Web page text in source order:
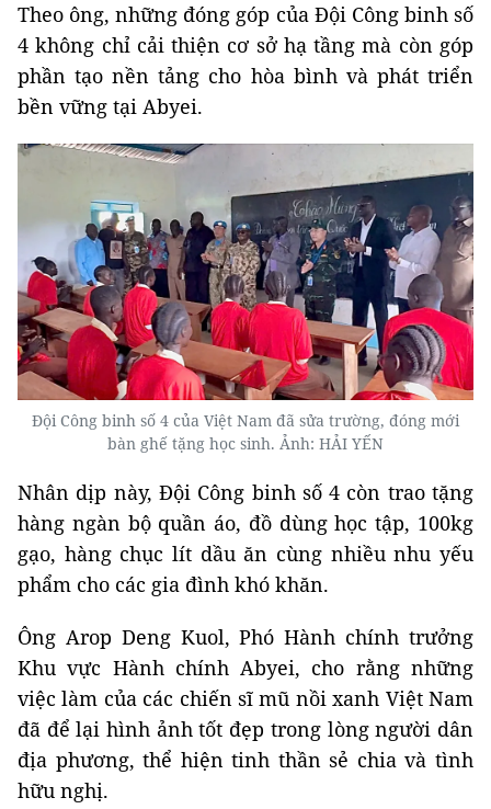
Theo ông, những đóng góp của Đội Công binh số
4 không chỉ cải thiện cơ sở hạ tầng mà còn góp
phần tạo nền tảng cho hòa bình và phát triển
bền vững tại Abyei.
Đội Công binh số 4 của Việt Nam đã sửa trường, đóng mới
bàn ghế tặng học sinh. Ảnh: HẢI YẾN
Nhân dịp này, Đội Công binh số 4 còn trao tặng
hàng ngàn bộ quần áo, đồ dùng học tập, 100kg
gạo, hàng chục lít dầu ăn cùng nhiều nhu yếu
phẩm cho các gia đình khó khăn.
Ông Arop Deng Kuol, Phó Hành chính trưởng
Khu vực Hành chính Abyei, cho rằng những
việc làm của các chiến sĩ mũ nồi xanh Việt Nam
đã để lại hình ảnh tốt đẹp trong lòng người dân
địa phương, thể hiện tinh thần sẻ chia và tình
hữu nghị.